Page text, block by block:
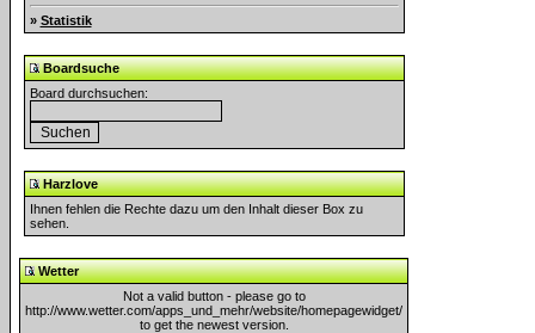
» Statistik
Boardsuche
Board durchsuchen:
Harzlove
Ihnen fehlen die Rechte dazu um den Inhalt dieser Box zu
sehen.
Wetter
Not a valid button - please go to
http://www.wetter.com/apps_und_mehr/website/homepagewidget/
to get the newest version.